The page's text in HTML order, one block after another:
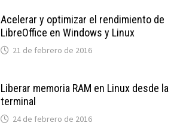
Acelerar y optimizar el rendimiento de
LibreOffice en Windows y Linux
21 de febrero de 2016
Liberar memoria RAM en Linux desde la
terminal
24 de febrero de 2016